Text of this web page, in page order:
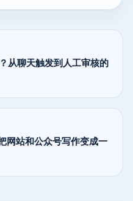
聊天触发到人工审核的
网站和公众号写作变成一